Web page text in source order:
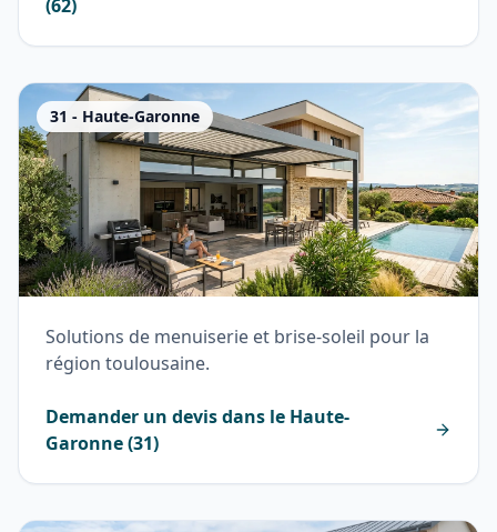
(62)
31 - Haute-Garonne
Solutions de menuiserie et brise-soleil pour la
région toulousaine.
Demander un devis dans le Haute-
Garonne(31)